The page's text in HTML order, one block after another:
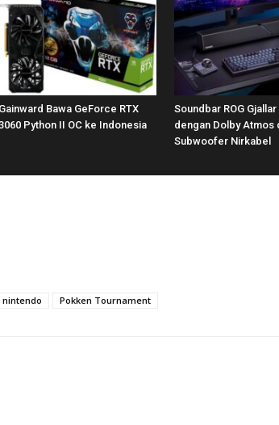
Gainward Bawa GeForce RTX
Python II OC ke Indonesia
Soundbar ROG
dengan Dolby Atmos
Subwoofer Nirkabel
nintendo Pokken Tournament